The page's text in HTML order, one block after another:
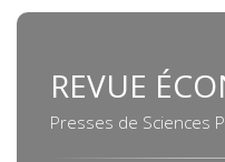
REVUE
Presses de Sciences